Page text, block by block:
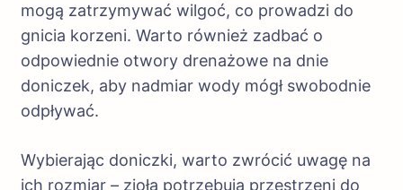
mogą zatrzymywać wilgoć, co prowadzi do
gnicia korzeni. Warto również zadbać o
odpowiednie otwory drenażowe na dnie
doniczek, aby nadmiar wody mógł swobodnie
odpływać.
Wybierając doniczki, warto zwrócić uwagę na
ich rozmiar – zioła potrzebują przestrzeni do